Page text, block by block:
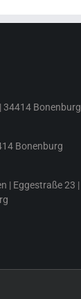
34414 Bonenburg
Bonenburg
| Eggestraße 23 |